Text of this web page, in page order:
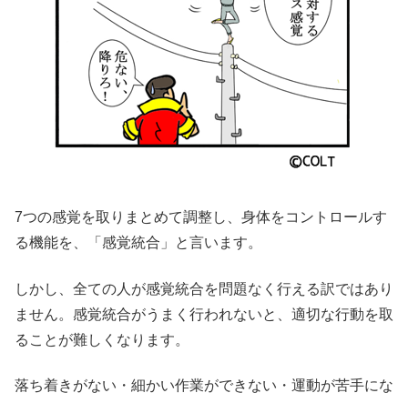
7つの感覚を取りまとめて調整し、身体をコントロールす
る機能を、「感覚統合」と言います。
しかし、全ての人が感覚統合を問題なく行える訳ではあり
ません。感覚統合がうまく行われないと、適切な行動を取
ることが難しくなります。
落ち着きがない・細かい作業ができない・運動が苦手にな